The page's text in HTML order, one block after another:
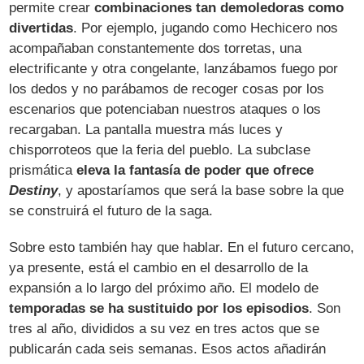
permite crearcombinaciones tan demoledoras como
divertidas. Por ejemplo, jugando como Hechicero nos
acompañaban constantemente dos torretas, una
electrificante y otra congelante, lanzábamos fuego por
los dedos y no parábamos de recoger cosas por los
escenarios que potenciaban nuestros ataques o los
recargaban. La pantalla muestra más luces y
chisporroteos que la feria del pueblo. La subclase
prismáticaeleva la fantasía de poder que ofrece
Destiny, y apostaríamos que será la base sobre la que
se construirá el futuro de la saga.
Sobre esto también hay que hablar. En el futuro cercano,
ya presente, está el cambio en el desarrollo de la
expansión a lo largo del próximo año. El modelo de
temporadas se ha sustituido por los episodios. Son
tres al año, divididos a su vez en tres actos que se
publicarán cada seis semanas. Esos actos añadirán